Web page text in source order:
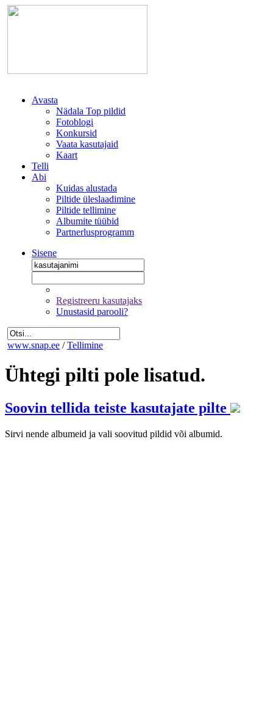
Avasta
Nädala Top pildid
Fotoblogi
Konkursid
Vaata kasutajaid
Kaart
Telli
Abi
Kuidas alustada
Piltide üleslaadimine
Piltide tellimine
Albumite tüübid
Partnerlusprogramm
Sisene
Registreeru kasutajaks
Unustasid parooli?
www.snap.ee / Tellimine
Ühtegi pilti pole lisatud.
Soovin tellida teiste kasutajate pilte
Sirvi nende albumeid ja vali soovitud pildid või albumid.